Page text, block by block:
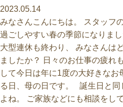
2023.05.14
みなさんこんにちは。 スタッフ
過ごしやすい春の季節になりま
大型連休も終わり、 みなさんは
ましたか？ 日々のお仕事の疲れ
して今日は年に1度の大好きなお
る日、母の日です。 誕生日と同
よね。 ご家族などにも相談をし